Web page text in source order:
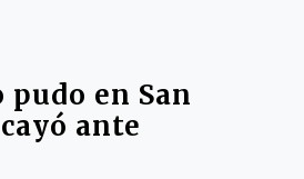
pudo en San
ante